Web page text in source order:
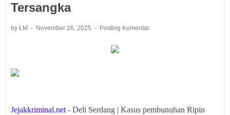
Tersangka
by LM November 26, 2025 Posting Komentar
Jejakkriminal.net - Deli Serdang | Kasus pembunuhan Ripin